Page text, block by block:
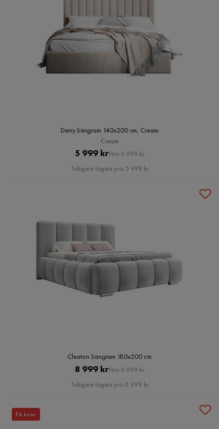
Derry Sängram 140x200 cm, Cream
Cream
Pris
5 999 krOriginal
Pris
Förr 6 999 kr
Tidigare lägsta pris 5 999 kr
Cleaton Sängram 180x200 cm
Pris
8 999 krOriginal
Pris
Förr 9 999 kr
Tidigare lägsta pris 8 999 kr
Få kvar